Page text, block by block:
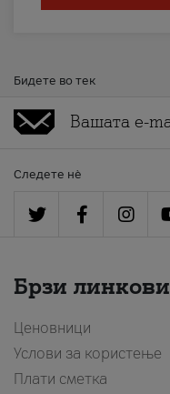
Бидете во тек
Следете нè
Брзи линкови
Ценовници
Услови за користење
Плати сметка